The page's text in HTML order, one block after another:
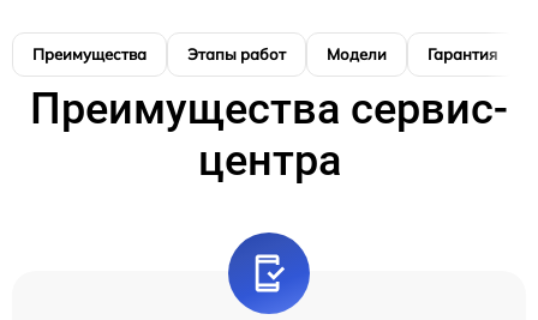
Преимущества Этапы работ Модели Гарантия
Преимущества сервис-
центра